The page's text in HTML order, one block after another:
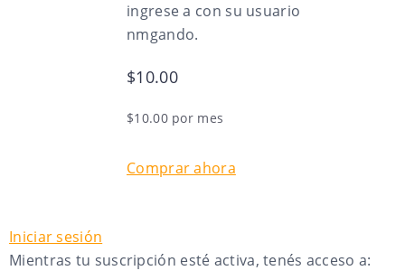
ingrese a con su usuario
nmgando.
$10.00
$10.00 por mes
Comprar ahora
Iniciar sesión
Mientras tu suscripción esté activa, tenés acceso a: